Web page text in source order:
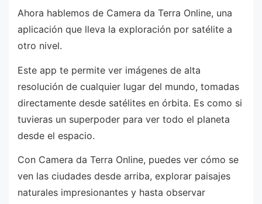
Ahora hablemos de Camera da Terra Online, una
aplicación que lleva la exploración por satélite a
otro nivel.
Este app te permite ver imágenes de alta
resolución de cualquier lugar del mundo, tomadas
directamente desde satélites en órbita. Es como si
tuvieras un superpoder para ver todo el planeta
desde el espacio.
Con Camera da Terra Online, puedes ver cómo se
ven las ciudades desde arriba, explorar paisajes
naturales impresionantes y hasta observar